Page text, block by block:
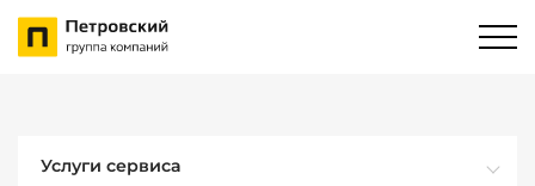
Услуги сервиса